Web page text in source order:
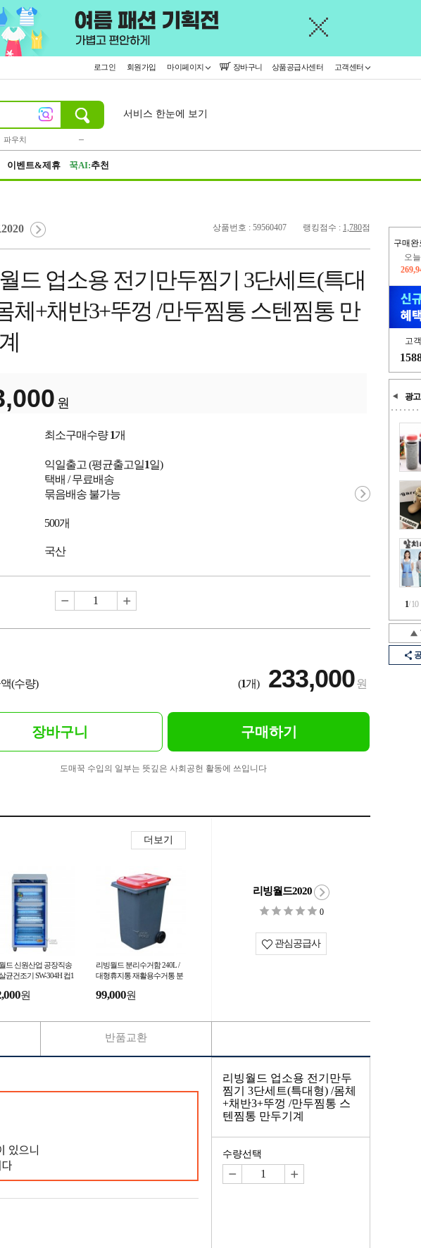
로그인 회원가입 마이페이지 장바구니 상품공급사센터 고객센터
파우치
서비스 한눈에 보기
이벤트&제휴 꾹AI:추천
구매완
오
고
광고
1/10
상품번호 : 59560407 랭킹점수 : 1,780점
드 업소용 전기만두찜기 3단세트(특대
체+채반3+뚜껑 /만두찜통 스텐찜통 만
원
최소구매수량1개
익일출고 (평균출고일1일)
택배 / 무료배송
묶음배송 불가능
500개
국산
(수량) (1개) 233,000원
장바구니 구매하기
도매꾹 수입의 일부는 뜻깊은 사회공헌 활동에 쓰입니다
더보기
드 신원산업 공장직송
균건조기 SW-304H 컵1
원
리빙월드 분리수거함 240L /
대형휴지통 재활용수거통 분
트쓰레기통
99,000원
리빙월드2020
0
관심공급사
반품교환
리빙월드 업소용 전기만두
찜기 3단세트(특대형) /몸체
+채반3+뚜껑 /만두찜통 스
텐찜통 만두기계
수량선택